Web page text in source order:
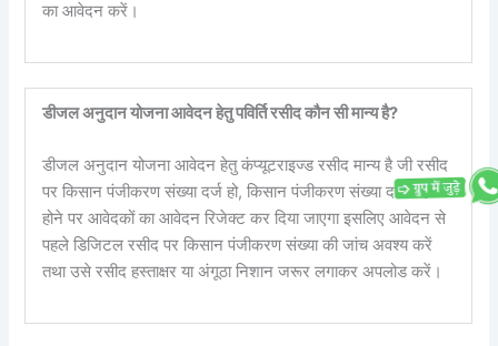
का आवेदन करें।
डीजल अनुदान योजना आवेदन हेतु पविर्ति रसीद कौन सी मान्य है?
डीजल अनुदान योजना आवेदन हेतु कंप्यूटराइज्ड रसीद मान्य है जी रसीद
पर किसान पंजीकरण संख्या दर्ज हो, किसान पंजीकरण संख्या दर्ज नहीं
होने पर आवेदकों का आवेदन रिजेक्ट कर दिया जाएगा इसलिए आवेदन से
पहले डिजिटल रसीद पर किसान पंजीकरण संख्या की जांच अवश्य करें
तथा उसे रसीद हस्ताक्षर या अंगूठा निशान जरूर लगाकर अपलोड करें।